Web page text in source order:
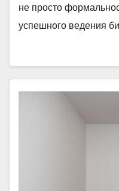
не просто
успешного ведения